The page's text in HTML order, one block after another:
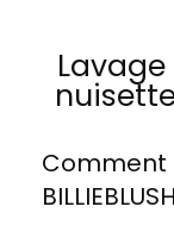
Comment
BILLIEBLUSH